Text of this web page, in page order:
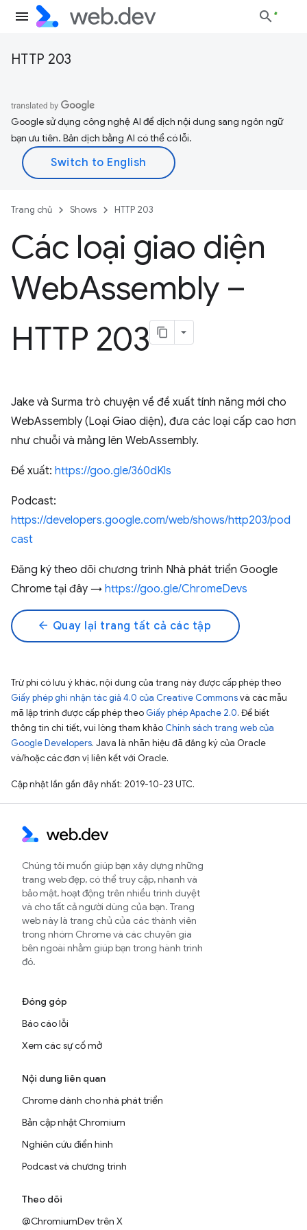
HTTP 203
Google sử dụng công nghệ AI để dịch nội dung sang ngôn ngữ
bạn ưu tiên. Bản dịch bằng AI có thể có lỗi.
Trang chủ Shows HTTP 203
Các loại giao diện
WebAssembly –
HTTP 203
Jake và Surma trò chuyện về đề xuất tính năng mới cho
WebAssembly (Loại Giao diện), đưa các loại cấp cao hơn
như chuỗi và mảng lên WebAssembly.
Đề xuất: https://goo.gle/360dKls
Podcast:
https://developers.google.com/web/shows/http203/pod
cast
Đăng ký theo dõi chương trình Nhà phát triển Google
Chrome tại đây → https://goo.gle/ChromeDevs
arrow_back Quay lại trang tất cả các tập
Trừ phi có lưu ý khác, nội dung của trang này được cấp phép theo
Giấy phép ghi nhận tác giả 4.0 của Creative Commonsvà các mẫu
mã lập trình được cấp phép theo Giấy phép Apache 2.0. Để biết
thông tin chi tiết, vui lòng tham khảo Chính sách trang web của
Google Developers. Java là nhãn hiệu đã đăng ký của Oracle
và/hoặc các đơn vị liên kết với Oracle.
Cập nhật lần gần đây nhất: 2019-10-23 UTC.
Chúng tôi muốn giúp bạn xây dựng những
trang web đẹp, có thể truy cập, nhanh và
bảo mật, hoạt động trên nhiều trình duyệt
và cho tất cả người dùng của bạn. Trang
web này là trang chủ của các thành viên
trong nhóm Chrome và các chuyên gia
bên ngoài nhằm giúp bạn trong hành trình
đó.
Đóng góp
Báo cáo lỗi
Xem các sự cố mở
Nội dung liên quan
Chrome dành cho nhà phát triển
Bản cập nhật Chromium
Nghiên cứu điển hình
Podcast và chương trình
Theo dõi
@ChromiumDev trên X